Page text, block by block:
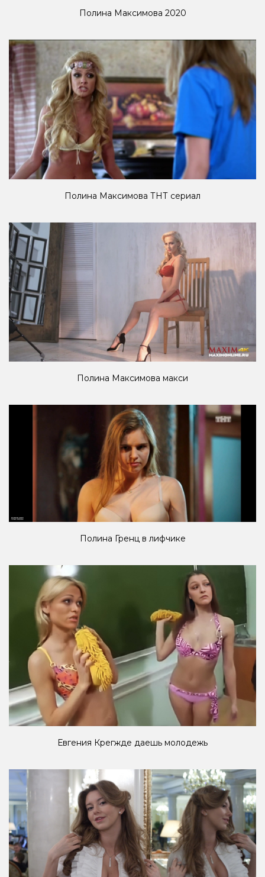
Полина Максимова 2020
Полина Максимова ТНТ сериал
Полина Максимова макси
Полина Гренц в лифчике
Евгения Крегжде даешь молодежь